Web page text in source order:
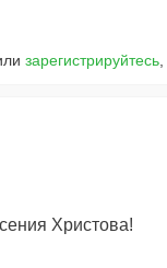
зарегистрируйтесь
Христова!